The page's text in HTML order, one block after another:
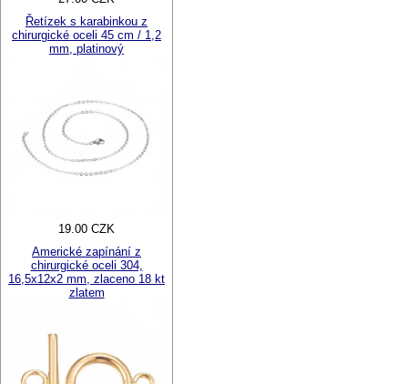
Řetízek s karabinkou z
chirurgické oceli 45 cm / 1,2
mm, platinový
19.00 CZK
Americké zapínání z
chirurgické oceli 304,
16,5x12x2 mm, zlaceno 18 kt
zlatem